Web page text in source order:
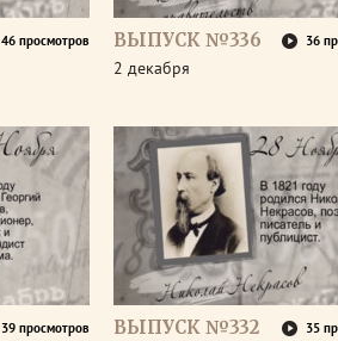
46 просмотров ВЫПУСК №336 36
2 декабря
39 просмотров ВЫПУСК №332 35